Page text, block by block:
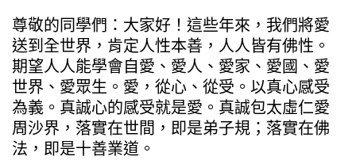
尊敬的同學們：大家好！這些年來，我們將愛
送到全世界，肯定人性本善，人人皆有佛性。
期望人人能學會自愛、愛人、愛家、愛國、愛
世界、愛眾生。愛，從心、從受。以真心感受
為義。真誠心的感受就是愛。真誠包太虛仁愛
周沙界，落實在世間，即是弟子規；落實在佛
法，即是十善業道。